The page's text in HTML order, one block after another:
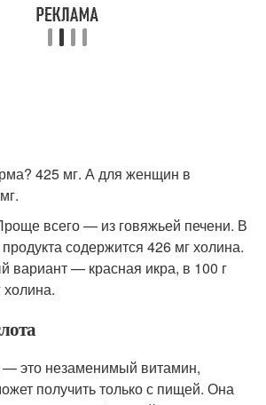
425 мг. А для женщин в
всего — из говяжьей печени. В
содержится 426 мг холина.
вариант — красная икра, в 100 г
— это незаменимый витамин,
получить только с пищей. Она